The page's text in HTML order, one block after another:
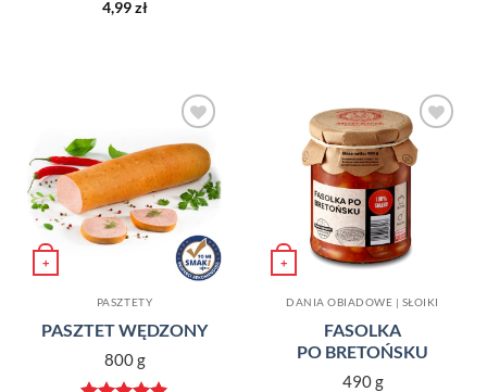
4,99zł
Dodaj do
ulubionych
+
PASZTETY
PASZTET WĘDZONY
800 g
Dodaj do
ulubionych
+
DANIA OBIADOWE | SŁOIKI
FASOLKA
PO BRETOŃSKU
490 g